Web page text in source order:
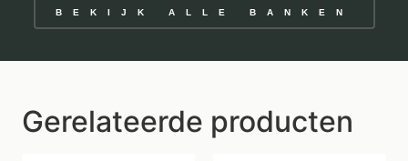
BEKIJK ALLE BANKEN
Gerelateerde producten